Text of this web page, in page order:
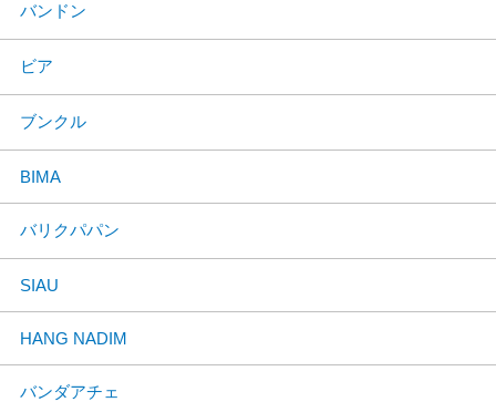
バンドン
ビア
ブンクル
BIMA
バリクパパン
SIAU
HANG NADIM
バンダアチェ